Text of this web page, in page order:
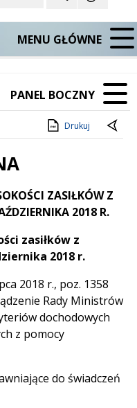
MENU GŁÓWNE
PANEL BOCZNY
Drukuj
ZASIŁKÓW Z
2018 R.
zasiłków z
2018 r.
2018 r., poz. 1358
Rady Ministrów
dochodowych
z pomocy
do świadczeń